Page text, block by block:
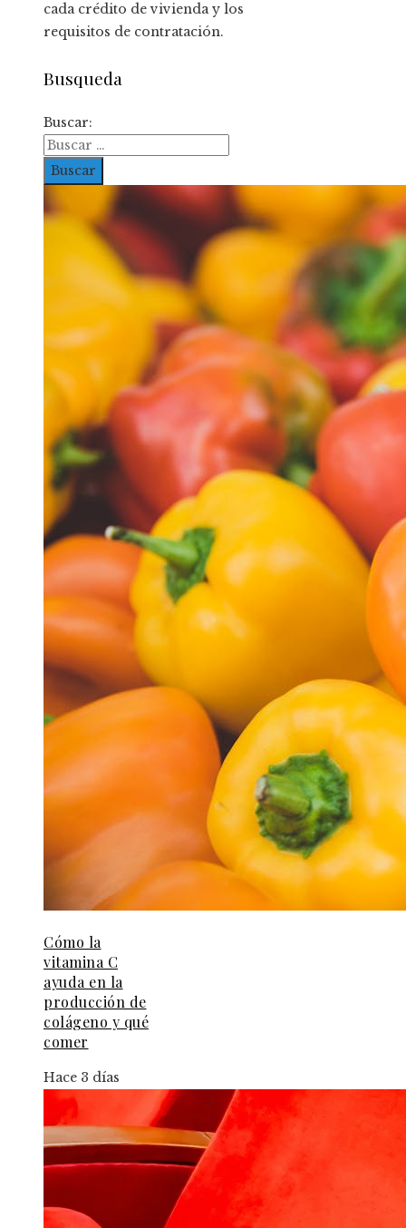
cada crédito de vivienda y los
requisitos de contratación.
Busqueda
Buscar:
Cómo la
vitamina C
ayuda en la
producción de
colágeno y qué
comer
Hace 3 días